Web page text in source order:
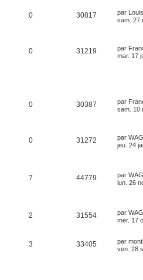
0 30817 par
sam. 27
0 31219 par
mar. 17
0 30387 par
sam. 10
0 31272 par
jeu. 24
7 44779 par
lun. 26
2 31554 par
mer. 17
3 33405 par
ven. 28